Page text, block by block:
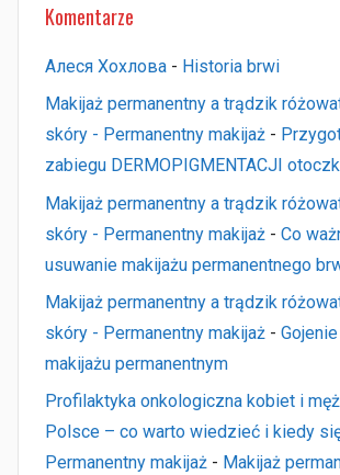
Komentarze
Алеся Хохлова - Historia brwi
Makijaż permanentny a trądzik
skóry - Permanentny makijaż -
zabiegu DERMOPIGMENTACJI
Makijaż permanentny a trądzik
skóry - Permanentny makijaż - Co
usuwanie makijażu permanentnego
Makijaż permanentny a trądzik
skóry - Permanentny makijaż -
makijażu permanentnym
Profilaktyka onkologiczna kobiet i
Polsce – co warto wiedzieć i kiedy
Permanentny makijaż - Makijaż